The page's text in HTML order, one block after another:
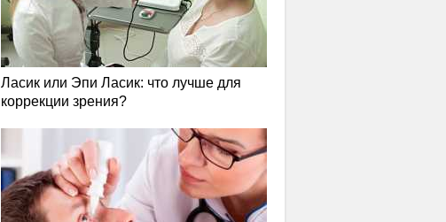
Ласик или Эпи Ласик: что лучше для
коррекции зрения?